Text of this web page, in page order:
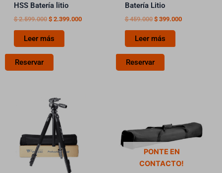
HSS Batería litio
$2.599.000 $2.399.000
Leer más
Reservar
Batería Litio
$459.000 $399.000
Leer más
Reservar
PONTE EN
CONTACTO!